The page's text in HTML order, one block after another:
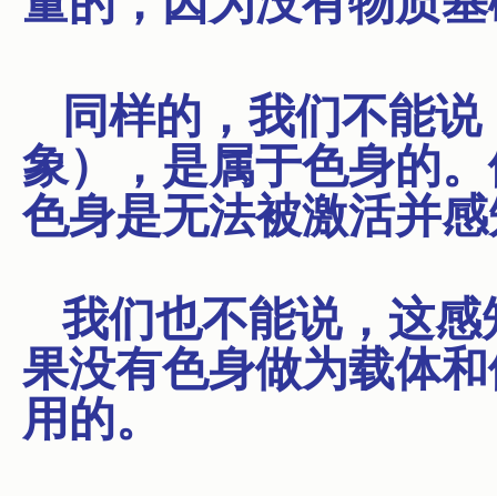
同样的，我们不能
象），是属于色身的
色身是无法被激活并
我们也不能说，这
果没有色身做为载体
用的。